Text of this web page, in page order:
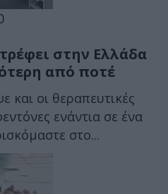
στην Ελλάδα
από ποτέ
και οι θεραπευτικές
ενάντια σε ένα
στο...